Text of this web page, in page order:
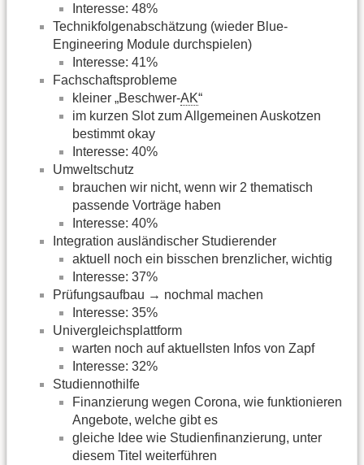
Interesse: 48%
Technikfolgenabschätzung (wieder Blue-
Engineering Module durchspielen)
Interesse: 41%
Fachschaftsprobleme
kleiner „Beschwer-AK“
im kurzen Slot zum Allgemeinen Auskotzen
bestimmt okay
Interesse: 40%
Umweltschutz
brauchen wir nicht, wenn wir 2 thematisch
passende Vorträge haben
Interesse: 40%
Integration ausländischer Studierender
aktuell noch ein bisschen brenzlicher, wichtig
Interesse: 37%
Prüfungsaufbau → nochmal machen
Interesse: 35%
Univergleichsplattform
warten noch auf aktuellsten Infos von Zapf
Interesse: 32%
Studiennothilfe
Finanzierung wegen Corona, wie funktionieren
Angebote, welche gibt es
gleiche Idee wie Studienfinanzierung, unter
diesem Titel weiterführen